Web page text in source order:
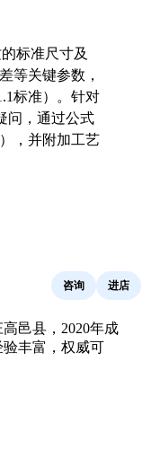
标准尺寸及
等关键参数，
标准）。针对
问，通过公式
，并附加工艺
咨询 进店
邑县，2020年成
丰富，权威可